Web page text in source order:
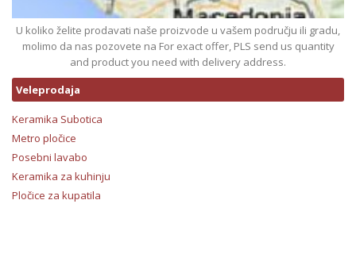
U koliko želite prodavati naše proizvode u vašem području ili gradu,
molimo da nas pozovete na For exact offer, PLS send us quantity
and product you need with delivery address.
Veleprodaja
Keramika Subotica
Metro pločice
Posebni lavabo
Keramika za kuhinju
Pločice za kupatila